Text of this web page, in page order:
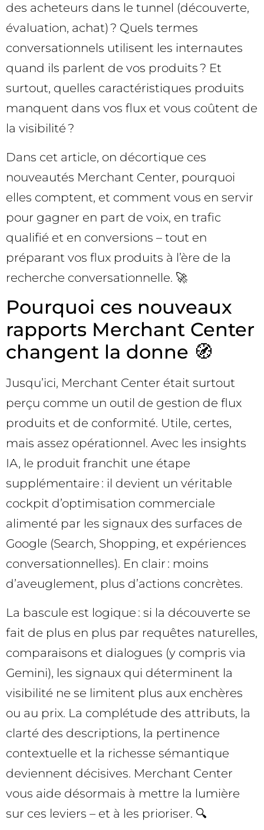
des acheteurs dans le tunnel (découverte,
évaluation, achat) ? Quels termes
conversationnels utilisent les internautes
quand ils parlent de vos produits ? Et
surtout, quelles caractéristiques produits
manquent dans vos flux et vous coûtent de
la visibilité ?
Dans cet article, on décortique ces
nouveautés Merchant Center, pourquoi
elles comptent, et comment vous en servir
pour gagner en part de voix, en trafic
qualifié et en conversions – tout en
préparant vos flux produits à l’ère de la
recherche conversationnelle. 🚀
Pourquoi ces nouveaux
rapports Merchant Center
changent la donne 🧭
Jusqu’ici, Merchant Center était surtout
perçu comme un outil de gestion de flux
produits et de conformité. Utile, certes,
mais assez opérationnel. Avec les insights
IA, le produit franchit une étape
supplémentaire : il devient un véritable
cockpit d’optimisation commerciale
alimenté par les signaux des surfaces de
Google (Search, Shopping, et expériences
conversationnelles). En clair : moins
d’aveuglement, plus d’actions concrètes.
La bascule est logique : si la découverte se
fait de plus en plus par requêtes naturelles,
comparaisons et dialogues (y compris via
Gemini), les signaux qui déterminent la
visibilité ne se limitent plus aux enchères
ou au prix. La complétude des attributs, la
clarté des descriptions, la pertinence
contextuelle et la richesse sémantique
deviennent décisives. Merchant Center
vous aide désormais à mettre la lumière
sur ces leviers – et à les prioriser. 🔍